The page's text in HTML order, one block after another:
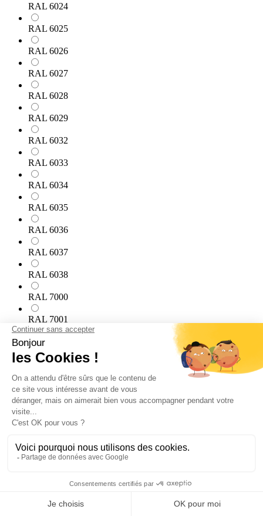
RAL 6024
RAL 6025
RAL 6026
RAL 6027
RAL 6028
RAL 6029
RAL 6032
RAL 6033
RAL 6034
RAL 6035
RAL 6036
RAL 6037
RAL 6038
RAL 7000
RAL 7001
RAL 7002
RAL 7003
RAL 7004
RAL 7005
RAL 7008